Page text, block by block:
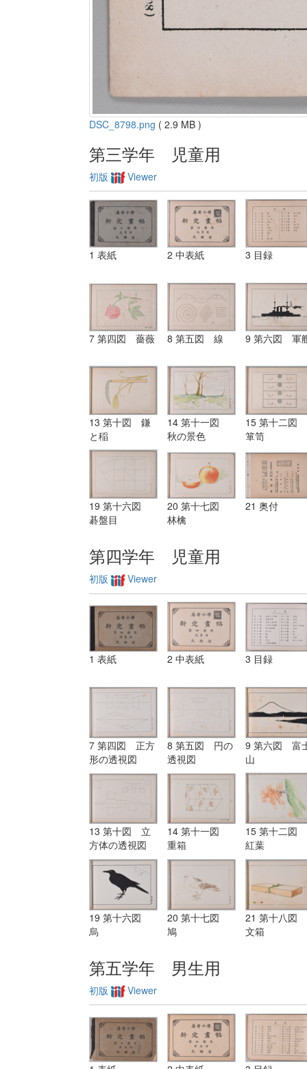
DSC_8798.png ( 2.9 MB )
第三学年 児童用
初版 Viewer
1 表紙 2 中表紙 3 目録
7 第四図 薔薇 8 第五図 線 9 第六図 軍
13 第十図 鎌
と稲
14 第十一図
秋の景色
15 第十二図
箪笥
19 第十六図
碁盤目
20 第十七図
林檎
21 奥付
第四学年 児童用
初版 Viewer
1 表紙 2 中表紙 3 目録
7 第四図 正方
形の透視図
8 第五図 円の
透視図
9 第六図 富
山
13 第十図 立
方体の透視図
14 第十一図
重箱
15 第十二図
紅葉
19 第十六図
烏
20 第十七図
鳩
21 第十八図
文箱
第五学年 男生用
初版 Viewer